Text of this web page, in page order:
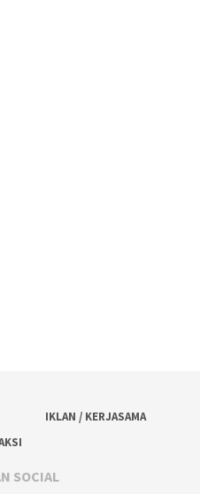
IKLAN / KERJASAMA
SOCIAL